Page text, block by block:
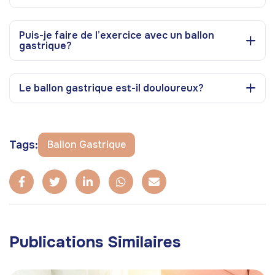
Puis-je faire de l’exercice avec un ballon
gastrique?
Le ballon gastrique est-il douloureux?
Tags: Ballon Gastrique
Publications Similaires